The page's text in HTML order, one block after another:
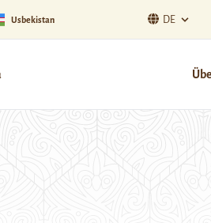
Usbekistan DE